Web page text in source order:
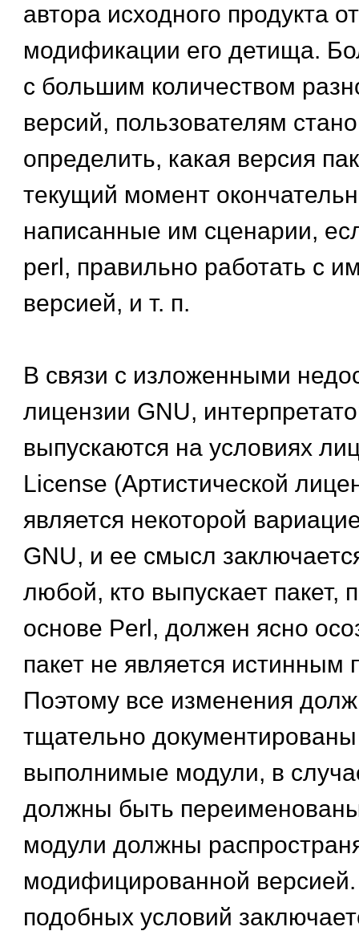
автора исходного продукта
модификации его детища.
с большим количеством
версий, пользователям
определить, какая версия
текущий момент
написанные им сценарии,
perl, правильно работать с
версией, и т. п.
В связи с изложенными
лицензии GNU,
выпускаются на условиях
License (Артистической
является некоторой
GNU, и ее смысл
любой, кто выпускает пакет,
основе Perl, должен ясно
пакет не является истинным
Поэтому все изменения
тщательно
выполнимые модули, в
должны быть
модули должны
модифицированной
подобных условий